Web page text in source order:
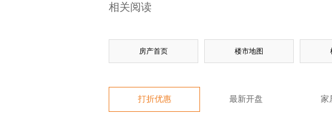
相关阅读
房产首页 楼市地图
打折优惠 最新开盘 家